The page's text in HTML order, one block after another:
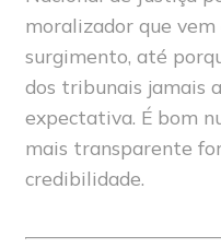
moralizador que vem
surgimento, até
dos tribunais jamais
expectativa. É bom
mais transparente
credibilidade.